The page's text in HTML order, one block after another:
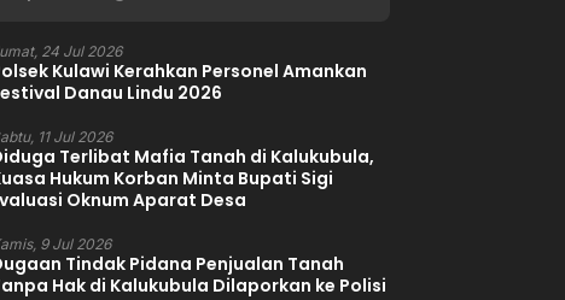
24 Jul 2026
Kulawi Kerahkan Personel Amankan
Danau Lindu 2026
11 Jul 2026
Terlibat Mafia Tanah di Kalukubula,
Hukum Korban Minta Bupati Sigi
Oknum Aparat Desa
9 Jul 2026
Tindak Pidana Penjualan Tanah
Hak di Kalukubula Dilaporkan ke Polisi